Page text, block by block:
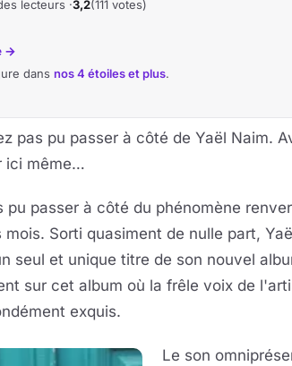
lecteurs ·3,2(111 votes)
→
dans nos 4 étoiles et plus.
pas pu passer à côté de Yaël Naim.
ici même…
pu passer à côté du phénomène
mois. Sorti quasiment de nulle part,
seul et unique titre de son nouvel
sur cet album où la frêle voix de
exquis.
Le son